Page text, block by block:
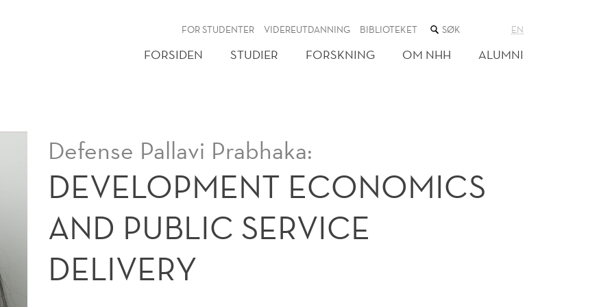
FOR STUDENTER VIDEREUTDANNING BIBLIOTEKET SØK
NETTSTEDET
EN
FORSIDEN STUDIER FORSKNING OM NHH ALUMNI
Defense Pallavi Prabhaka:
DEVELOPMENT ECONOMICS
AND PUBLIC SERVICE
DELIVERY